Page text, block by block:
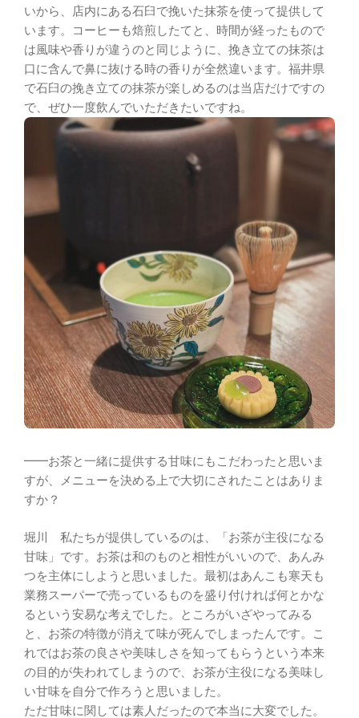
いから、店内にある石臼で挽いた抹茶を使って提供して
います。コーヒーも焙煎したてと、時間が経ったもので
は風味や香りが違うのと同じように、挽き立ての抹茶は
口に含んで鼻に抜ける時の香りが全然違います。福井県
で石臼の挽き立ての抹茶が楽しめるのは当店だけですの
で、ぜひ一度飲んでいただきたいですね。
━━お茶と一緒に提供する甘味にもこだわったと思いま
すが、メニューを決める上で大切にされたことはありま
すか？
堀川 私たちが提供しているのは、「お茶が主役になる
甘味」です。お茶は和のものと相性がいいので、あんみ
つを主体にしようと思いました。最初はあんこも寒天も
業務スーパーで売っているものを盛り付ければ何とかな
るという安易な考えでした。ところがいざやってみる
と、お茶の特徴が消えて味が死んでしまったんです。こ
れではお茶の良さや美味しさを知ってもらうという本来
の目的が失われてしまうので、お茶が主役になる美味し
い甘味を自分で作ろうと思いました。
ただ甘味に関しては素人だったので本当に大変でした。